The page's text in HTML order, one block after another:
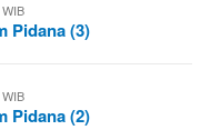
Pidana (3)
Pidana (2)